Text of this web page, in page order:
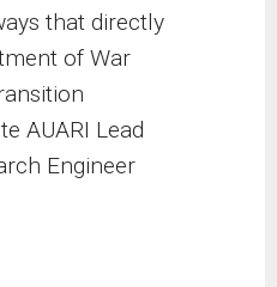
that directly
of War
AUARI Lead
Engineer